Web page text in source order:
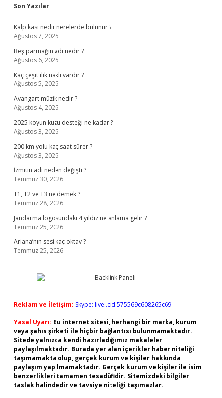
Sidebar
Son Yazılar
Kalp kası nedir nerelerde bulunur ?
Ağustos 7, 2026
Beş parmağın adı nedir ?
Ağustos 6, 2026
Kaç çeşit ilik nakli vardır ?
Ağustos 5, 2026
Avangart müzik nedir ?
Ağustos 4, 2026
2025 koyun kuzu desteği ne kadar ?
Ağustos 3, 2026
200 km yolu kaç saat sürer ?
Ağustos 3, 2026
İzmitin adı neden değişti ?
Temmuz 30, 2026
T1, T2 ve T3 ne demek ?
Temmuz 28, 2026
Jandarma logosundaki 4 yıldız ne anlama gelir ?
Temmuz 25, 2026
Ariana’nın sesi kaç oktav ?
Temmuz 25, 2026
Reklam ve İletişim: Skype: live:.cid.575569c608265c69
Yasal Uyarı: Bu internet sitesi, herhangi bir marka, kurum
veya şahıs şirketi ile hiçbir bağlantısı bulunmamaktadır.
Sitede yalnızca kendi hazırladığımız makaleler
paylaşılmaktadır. Burada yer alan içerikler haber niteliği
taşımamakta olup, gerçek kurum ve kişiler hakkında
paylaşım yapılmamaktadır. Gerçek kurum ve kişiler ile isim
benzerlikleri tamamen tesadüfidir. Sitemizdeki bilgiler
taslak halindedir ve tavsiye niteliği taşımazlar.